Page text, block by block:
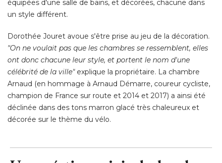
ont donc chacune leur style, et portent le nom d'une
Arnaud (en hommage à Arnaud Démarre, coureur cycliste,
champion de France sur route et 2014 et 2017) a ainsi été
déclinée dans des tons marron glacé très chaleureux et
décorée sur le thème du vélo.
Une création originale dans la